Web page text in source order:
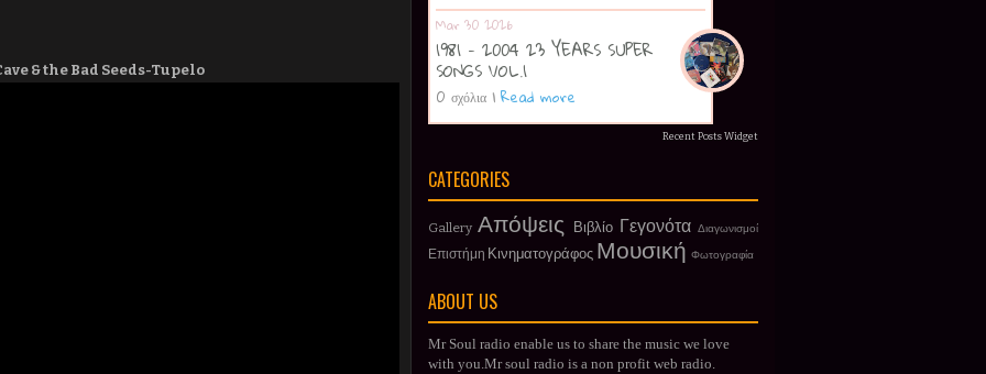
& the Bad Seeds-Tupelo
Mar 30 2026
1981 - 2004 23 YEARS SUPER
SONGS VOL.1
0 σχόλια | Read more
Recent Posts Widget
CATEGORIES
Gallery Απόψεις Βιβλίο Γεγονότα Διαγωνισμοί
Επιστήμη Κινηματογράφος Μουσική Φωτογραφία
ABOUT US
Mr Soul radio enable us to share the music we love
with you.Mr soul radio is a non profit web radio.